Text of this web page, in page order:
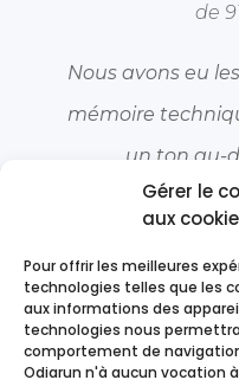
Gérer le
aux
Pour offrir les meilleures
technologies telles que les
aux informations des
technologies nous
comportement de
Odiarun n'à aucun vocation
de
Nous avons eu
mémoire
un ton au-
Nous vous
à atteindre notre
de